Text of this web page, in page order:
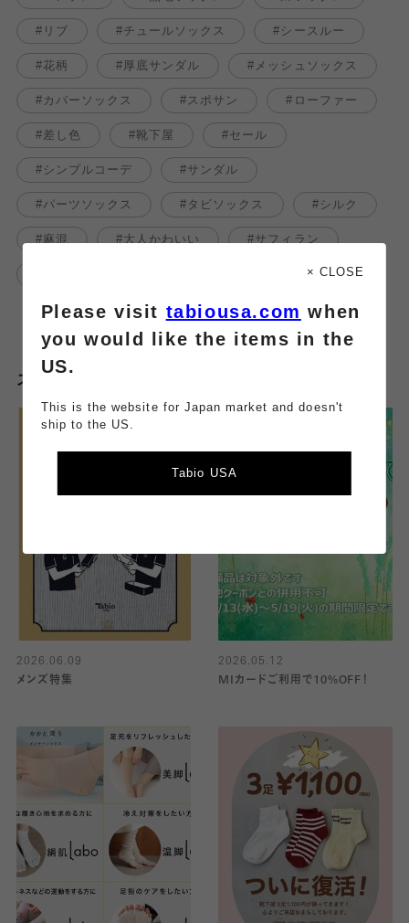
リブ チュールソックス シースルー
花柄 厚底サンダル メッシュソックス
カバーソックス スポサン ローファー
差し色 靴下屋 セール
シンプルコーデ サンダル
パーツソックス タビソックス シルク
麻混 大人かわいい サフィラン
SALE
スタッフのその他のブログはこちら
2026.06.09
メンズ特集
2026.05.12
MIカードご利用で10%OFF！
× CLOSE
Please visit tabiousa.com when
you would like the items in the
US.
This is the website for Japan market and doesn't
ship to the US.
Tabio USA